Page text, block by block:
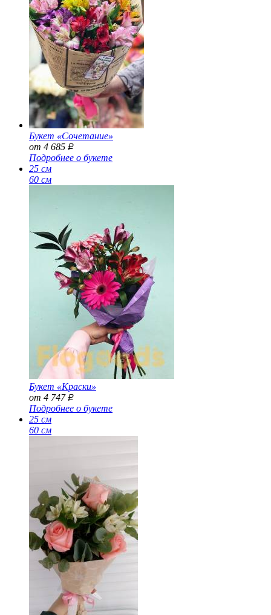
Букет «Сочетание»
от 4 685 Р
Подробнее о букете
25 см
60 см
Букет «Краски»
от 4 747 Р
Подробнее о букете
25 см
60 см